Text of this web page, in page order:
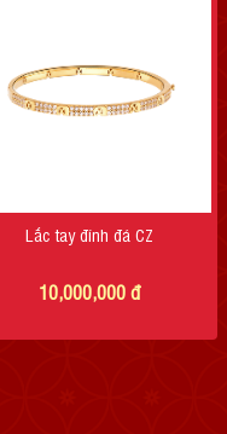
Lắc tay đính đá CZ
10,000,000đ